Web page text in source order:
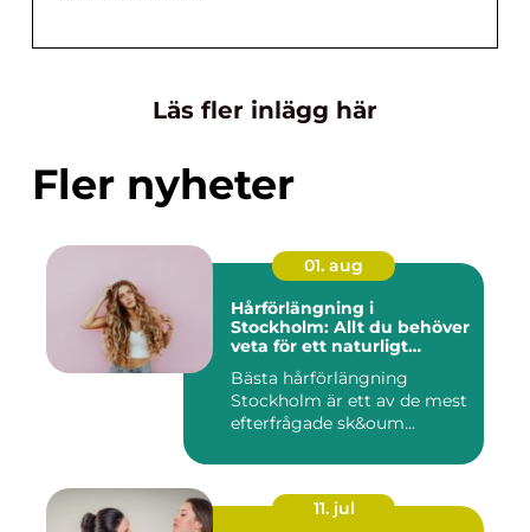
Läs fler inlägg här
Fler nyheter
01. aug
Hårförlängning i
Stockholm: Allt du behöver
veta för ett naturligt
Bästa hårförlängning
Stockholm är ett av de mest
efterfrågade sk&oum...
11. jul